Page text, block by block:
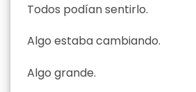
Todos podían sentirlo.
Algo estaba cambiando.
Algo grande.